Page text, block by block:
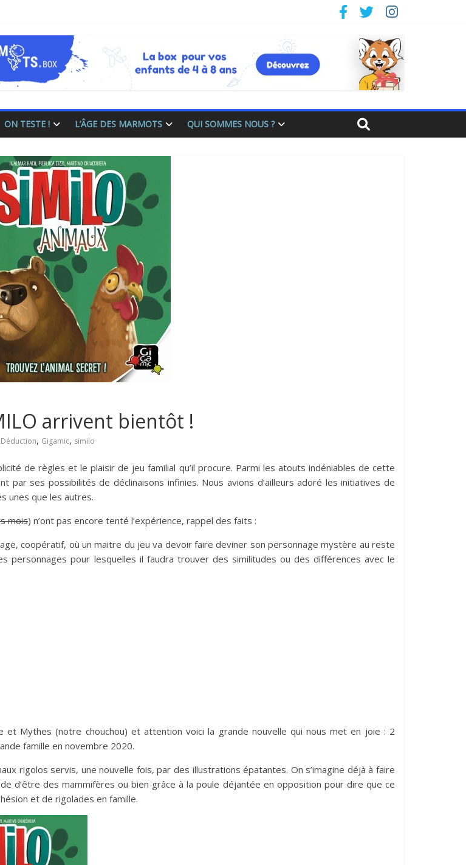
ON TESTE ! L’ÂGE DES MARMOTS QUI SOMMES NOUS ?
arrivent bientôt !
Déduction, Gigamic, similo
de règles et le plaisir de jeu familial qu’il procure. Parmi les atouts indéniables de cette
par ses possibilités de déclinaisons infinies. Nous avions d’ailleurs adoré les initiatives de
unes que les autres.
mois) n’ont pas encore tenté l’expérience, rappel des faits :
coopératif, où un maitre du jeu va devoir faire deviner son personnage mystère au reste
personnages pour lesquelles il faudra trouver des similitudes ou des différences avec le
Mythes (notre chouchou) et attention voici la grande nouvelle qui nous met en joie : 2
famille en novembre 2020.
rigolos servis, une nouvelle fois, par des illustrations épatantes. On s’imagine déjà à faire
d’être des mammifères ou bien grâce à la poule déjantée en opposition pour dire que ce
et de rigolades en famille.